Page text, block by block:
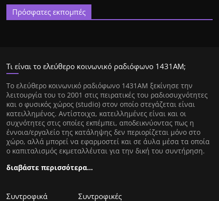
Πρόσφατες εκπομπές
Τι είναι το ελεύθερο κοινωνικό ραδιόφωνο 1431ΑΜ;
Tο ελεύθερο κοινωνικό ραδιόφωνο 1431AM ξεκίνησε την
λειτουργία του το 2001 στις πειρατικές του ραδιοσυχνότητες
και ο φυσικός χώρος (studio) στον οποίο στεγάζεται είναι
κατειλλημένος. Αντίστοιχα, κατειλλημένες είναι και οι
συχνότητες στις οποίες εκπέμπει, αποδεικνύοντας πως η
έννοια/εργαλείο της κατάληψης δεν περιορίζεται μόνο στο
χώρο, αλλά μπορεί να εφαρμοστεί και σε άυλα μέσα τα οποία
ο καπιταλισμός εκμεταλλέυται για την δική του συντήρηση.
διαβάστε περισσότερα…
Συντροφικά
Συντροφικές